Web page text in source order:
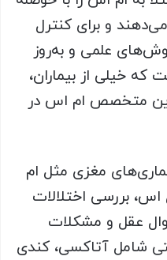
و برای کنترل
علمی و به‌روز
که خیلی از بیماران،
متخصص ام اس در
مغزی مثل ام
بررسی اختلالات
عقل و مشکلات
شامل آتاکسی، کندی